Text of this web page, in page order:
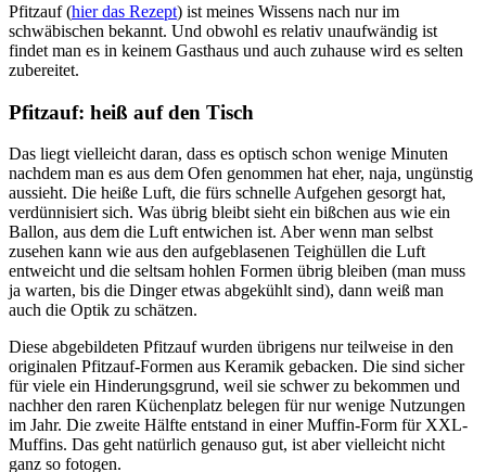
Pfitzauf (hier das Rezept) ist meines Wissens nach nur im
schwäbischen bekannt. Und obwohl es relativ unaufwändig ist
findet man es in keinem Gasthaus und auch zuhause wird es selten
zubereitet.
Pfitzauf: heiß auf den Tisch
Das liegt vielleicht daran, dass es optisch schon wenige Minuten
nachdem man es aus dem Ofen genommen hat eher, naja, ungünstig
aussieht. Die heiße Luft, die fürs schnelle Aufgehen gesorgt hat,
verdünnisiert sich. Was übrig bleibt sieht ein bißchen aus wie ein
Ballon, aus dem die Luft entwichen ist. Aber wenn man selbst
zusehen kann wie aus den aufgeblasenen Teighüllen die Luft
entweicht und die seltsam hohlen Formen übrig bleiben (man muss
ja warten, bis die Dinger etwas abgekühlt sind), dann weiß man
auch die Optik zu schätzen.
Diese abgebildeten Pfitzauf wurden übrigens nur teilweise in den
originalen Pfitzauf-Formen aus Keramik gebacken. Die sind sicher
für viele ein Hinderungsgrund, weil sie schwer zu bekommen und
nachher den raren Küchenplatz belegen für nur wenige Nutzungen
im Jahr. Die zweite Hälfte entstand in einer Muffin-Form für XXL-
Muffins. Das geht natürlich genauso gut, ist aber vielleicht nicht
ganz so fotogen.